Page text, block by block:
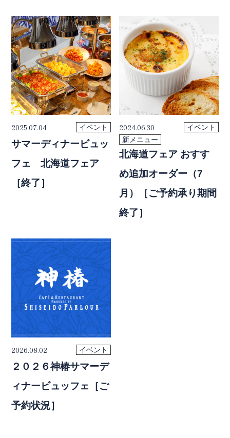
2025.07.04 イベント
サマーディナービュッ
フェ 北海道フェア
［終了］
2024.06.30
イベント
新メニュー
北海道フェア おすす
め追加オーダー（7
月）［ご予約承り期間
終了］
2026.08.02 イベント
２０２６神椿サマーデ
ィナービュッフェ［ご
予約状況］